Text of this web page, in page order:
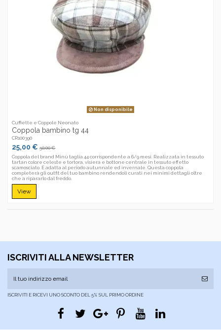
Non disponibile
Cuffiette e Coppole Neonato
Coppola bambino tg 44
CR100390
25,00 €50,00 €
Coppola del brand Minù taglia 44 corrispondente a 6/9 mesi. Realizzata in tessuto
tartan colore celeste e tortora, visiera e bottone centrale in tessuto effetto
scamosciato. È adatta al periodo autunnale ed invernale. Questa coppola
completerà gli outfit del tuo bambino rendendoli curati nei minimi dettagli oltre
che a ripararlo dal freddo.
View
ISCRIVITI ALLA NEWSLETTER
ISCRIVITI E RICEVI UNO SCONTO DEL 5% SUL PRIMO ORDINE